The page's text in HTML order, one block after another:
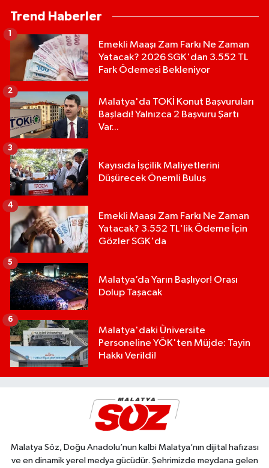
Trend Haberler
Emekli Maaşı Zam Farkı Ne Zaman
Yatacak? 2026 SGK'dan 3.552 TL
Fark Ödemesi Bekleniyor
1
Malatya'da TOKİ Konut Başvuruları
Başladı! Yalnızca 2 Başvuru Şartı
Var...
2
Kayısıda İşçilik Maliyetlerini
Düşürecek Önemli Buluş
3
Emekli Maaşı Zam Farkı Ne Zaman
Yatacak? 3.552 TL'lik Ödeme İçin
Gözler SGK'da
4
Malatya’da Yarın Başlıyor! Orası
Dolup Taşacak
5
Malatya'daki Üniversite
Personeline YÖK'ten Müjde: Tayin
Hakkı Verildi!
6
Malatya Söz, Doğu Anadolu’nun kalbi Malatya’nın dijital hafızası
ve en dinamik yerel medya gücüdür. Şehrimizde meydana gelen